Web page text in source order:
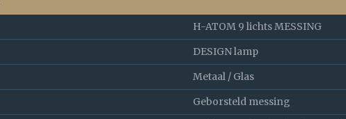
H-ATOM 9 lichts MESSING
DESIGN lamp
Metaal / Glas
Geborsteld messing